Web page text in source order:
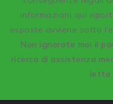
informazioni qui
esposte avviene sotto
Non ignorate mai il
ricerca di assistenza
letto